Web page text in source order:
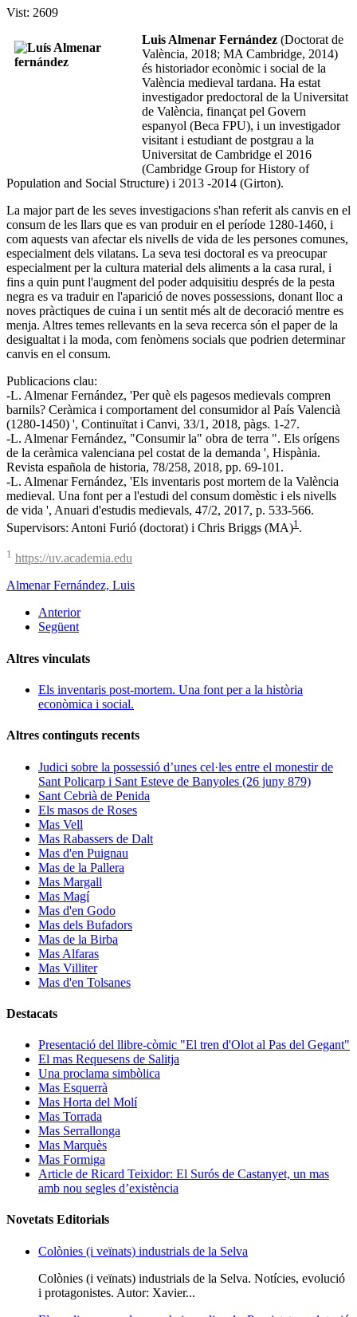
Vist: 2609
Luis Almenar Fernández (Doctorat de
València, 2018; MA Cambridge, 2014)
és historiador econòmic i social de la
València medieval tardana. Ha estat
investigador predoctoral de la Universitat
de València, finançat pel Govern
espanyol (Beca FPU), i un investigador
visitant i estudiant de postgrau a la
Universitat de Cambridge el 2016
(Cambridge Group for History of
Population and Social Structure) i 2013 -2014 (Girton).
La major part de les seves investigacions s'han referit als canvis en el
consum de les llars que es van produir en el període 1280-1460, i
com aquests van afectar els nivells de vida de les persones comunes,
especialment dels vilatans. La seva tesi doctoral es va preocupar
especialment per la cultura material dels aliments a la casa rural, i
fins a quin punt l'augment del poder adquisitiu després de la pesta
negra es va traduir en l'aparició de noves possessions, donant lloc a
noves pràctiques de cuina i un sentit més alt de decoració mentre es
menja. Altres temes rellevants en la seva recerca són el paper de la
desigualtat i la moda, com fenòmens socials que podrien determinar
canvis en el consum.
Publicacions clau:
-L. Almenar Fernández, 'Per què els pagesos medievals compren
barnils? Ceràmica i comportament del consumidor al País Valencià
(1280-1450) ', Continuïtat i Canvi, 33/1, 2018, pàgs. 1-27.
-L. Almenar Fernández, "Consumir la" obra de terra ". Els orígens
de la ceràmica valenciana pel costat de la demanda ', Hispània.
Revista española de historia, 78/258, 2018, pp. 69-101.
-L. Almenar Fernández, 'Els inventaris post mortem de la València
medieval. Una font per a l'estudi del consum domèstic i els nivells
de vida ', Anuari d'estudis medievals, 47/2, 2017, p. 533-566.
Supervisors: Antoni Furió (doctorat) i Chris Briggs (MA)1 .
1 https://uv.academia.edu
Almenar Fernández, Luis
Anterior
Següent
Altres vinculats
Els inventaris post-mortem. Una font per a la història
econòmica i social.
Altres continguts recents
Judici sobre la possessió d’unes cel·les entre el monestir de
Sant Policarp i Sant Esteve de Banyoles (26 juny 879)
Sant Cebrià de Penida
Els masos de Roses
Mas Vell
Mas Rabassers de Dalt
Mas d'en Puignau
Mas de la Pallera
Mas Margall
Mas Magí
Mas d'en Godo
Mas dels Bufadors
Mas de la Birba
Mas Alfaras
Mas Villiter
Mas d'en Tolsanes
Destacats
Presentació del llibre-còmic "El tren d'Olot al Pas del Gegant"
El mas Requesens de Salitja
Una proclama simbòlica
Mas Esquerrà
Mas Horta del Molí
Mas Torrada
Mas Serrallonga
Mas Marquès
Mas Formiga
Article de Ricard Teixidor: El Surós de Castanyet, un mas
amb nou segles d’existència
Novetats Editorials
Colònies (i veïnats) industrials de la Selva
Colònies (i veïnats) industrials de la Selva. Notícies, evolució
i protagonistes. Autor: Xavier...